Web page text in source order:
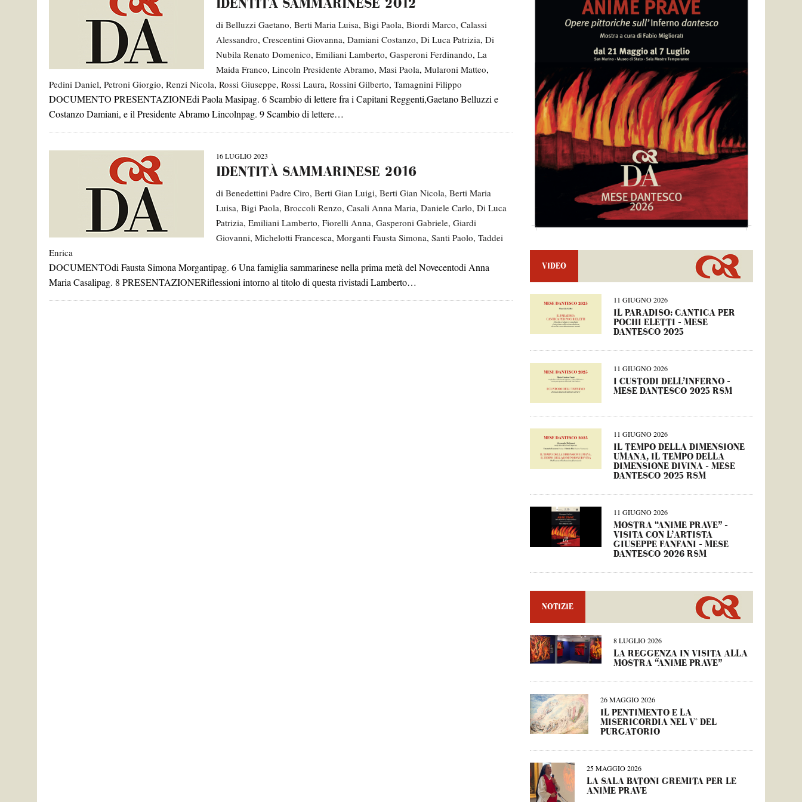
11 GIUGNO 2026 | IL PARADISO: CANTICA PER POCHI ELETTI – MESE DANTESCO 2025
| I CUSTODI DELL’INFERNO – MESE DANTESCO 2025 RSM
MARIA CRISTINA CONTI
IL TEMPO DELLA DIMENSIONE UMANA, IL TEMPO DELLA DIMENSIONE DIVINA – MESE DANTESCO 2025 RSM
TAG:ALESSANDRA MULARONI,EMANUELA GRASSETTO, FABRIZIO FLISI
11 GIUGNO 2026 MOSTRA “ANIME PRAVE” – VISITA CON L’ARTISTA GIUSEPPE FANFANI – MESE DANTESCO 2026 RSM
IDENTITÀ SAMMARINESE 2012
di Belluzzi Gaetano, Berti Maria Luisa, Bigi Paola, Biordi Marco, Calassi
Alessandro, Crescentini Giovanna, Damiani Costanzo, Di Luca Patrizia, Di
Nubila Renato Domenico, Emiliani Lamberto, Gasperoni Ferdinando, La
Maida Franco, Lincoln Presidente Abramo, Masi Paola, Mularoni Matteo,
Pedini Daniel, Petroni Giorgio, Renzi Nicola, Rossi Giuseppe, Rossi Laura, Rossini Gilberto, Tamagnini Filippo
DOCUMENTO PRESENTAZIONEdi Paola Masipag. 6 Scambio di lettere fra i Capitani Reggenti,Gaetano Belluzzi e
Costanzo Damiani, e il Presidente Abramo Lincolnpag. 9 Scambio di lettere…
16 LUGLIO 2023
IDENTITÀ SAMMARINESE 2016
di Benedettini Padre Ciro, Berti Gian Luigi, Berti Gian Nicola, Berti Maria
Luisa, Bigi Paola, Broccoli Renzo, Casali Anna Maria, Daniele Carlo, Di Luca
Patrizia, Emiliani Lamberto, Fiorelli Anna, Gasperoni Gabriele, Giardi
Giovanni, Michelotti Francesca, Morganti Fausta Simona, Santi Paolo, Taddei
Enrica
DOCUMENTOdi Fausta Simona Morgantipag. 6 Una famiglia sammarinese nella prima metà del Novecentodi Anna
Maria Casalipag. 8 PRESENTAZIONERiflessioni intorno al titolo di questa rivistadi Lamberto…
VIDEO
11 GIUGNO 2026
IL PARADISO: CANTICA PER
POCHI ELETTI – MESE
DANTESCO 2025
11 GIUGNO 2026
I CUSTODI DELL’INFERNO –
MESE DANTESCO 2025 RSM
11 GIUGNO 2026
IL TEMPO DELLA DIMENSIONE
UMANA, IL TEMPO DELLA
DIMENSIONE DIVINA – MESE
DANTESCO 2025 RSM
11 GIUGNO 2026
MOSTRA “ANIME PRAVE” –
VISITA CON L’ARTISTA
GIUSEPPE FANFANI – MESE
DANTESCO 2026 RSM
NOTIZIE
8 LUGLIO 2026
LA REGGENZA IN VISITA ALLA
MOSTRA “ANIME PRAVE”
26 MAGGIO 2026
IL PENTIMENTO E LA
MISERICORDIA NEL V° DEL
PURGATORIO
25 MAGGIO 2026
LA SALA BATONI GREMITA PER LE
ANIME PRAVE